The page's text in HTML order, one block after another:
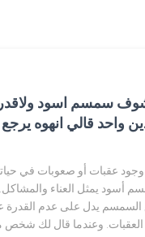
سمسم اسود
واحد قالي انهوه يرجع
وجود عقبات أو صعوبات في
أسود يمثل العناء
يدل على عدم القدرة
العقبات. وعندما قال لك شخص